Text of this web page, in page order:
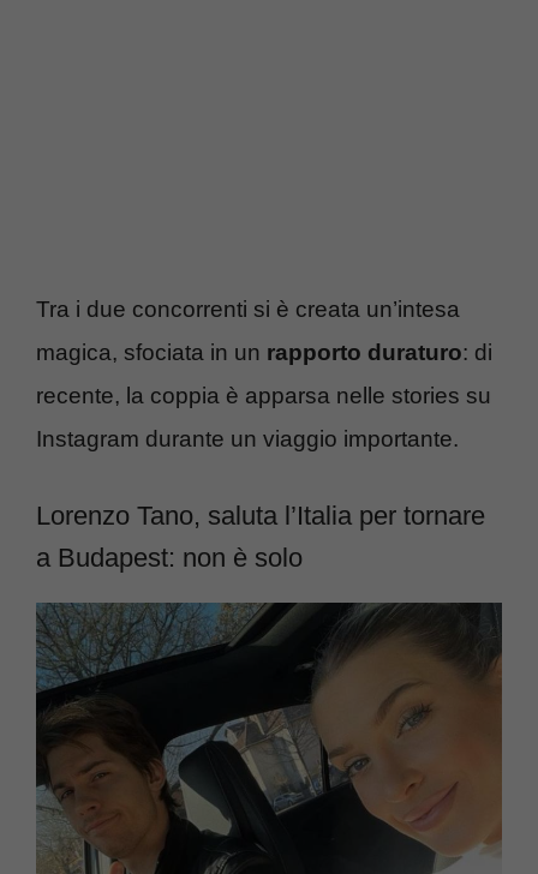
Tra i due concorrenti si è creata un’intesa
magica, sfociata in un rapporto duraturo: di
recente, la coppia è apparsa nelle stories su
Instagram durante un viaggio importante.
Lorenzo Tano, saluta l’Italia per tornare
a Budapest: non è solo